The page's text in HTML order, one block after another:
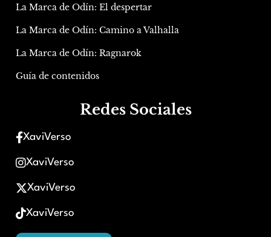
La Marca de Odín: El despertar
La Marca de Odín: Camino a Valhalla
La Marca de Odín: Ragnarok
Guía de contenidos
Redes Sociales
XaviVerso
XaviVerso
XaviVerso
XaviVerso